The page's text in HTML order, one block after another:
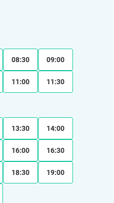
08:30 09:00
11:00 11:30
13:30 14:00
16:00 16:30
18:30 19:00